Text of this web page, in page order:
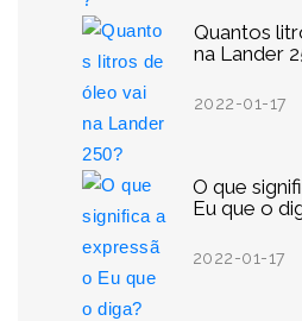
Quantos
na Lander
2022-01-17
O que
Eu que o
2022-01-17